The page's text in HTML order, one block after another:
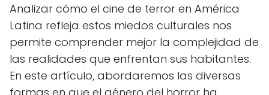
Analizar cómo el cine de terror en América
Latina refleja estos miedos culturales nos
permite comprender mejor la complejidad de
las realidades que enfrentan sus habitantes.
En este artículo, abordaremos las diversas